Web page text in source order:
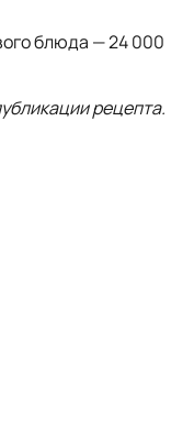
блюда — 24 000
рецепта.